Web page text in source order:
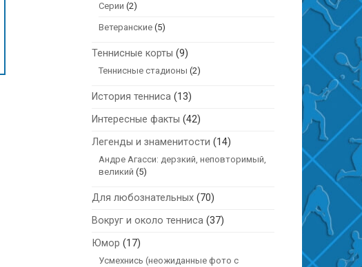
Серии (2)
Ветеранские (5)
Теннисные корты (9)
Теннисные стадионы (2)
История тенниса (13)
Интересные факты (42)
Легенды и знаменитости (14)
Андре Агасси: дерзкий, неповторимый,
великий (5)
Для любознательных (70)
Вокруг и около тенниса (37)
Юмор (17)
Усмехнись (неожиданные фото с